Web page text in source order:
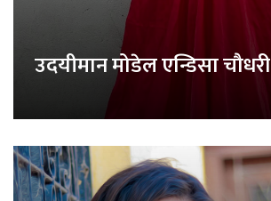
उदयीमान मोडेल एन्डिसा चौधरी